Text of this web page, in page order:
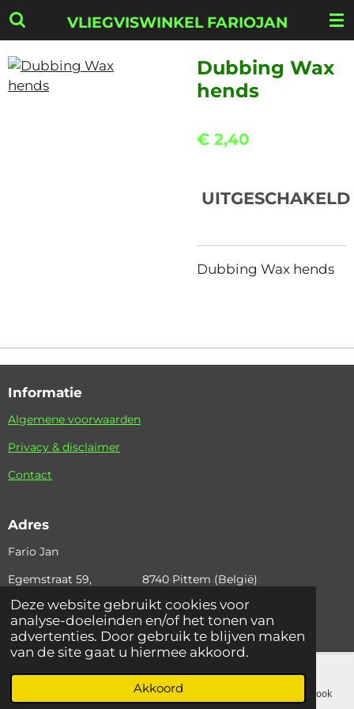
Deze website gebruikt cookies voor
analyse-doeleinden en/of het tonen van
advertenties. Door gebruik te blijven maken
van de site gaat u hiermee akkoord.
Akkoord
Ga
direct
naar
de
hoofdinhoud
VLIEGVISWINKEL FARIOJAN
Dubbing Wax
hends
€ 2,40
UITGESCHAKELD
Dubbing Wax hends
Informatie
Algemene voorwaarden
Privacy & disclaimer
Contact
Adres
Fario Jan
Egemstraat 59, 8740 Pittem (België)
+32 (0)495 36 42 97 email: fario.jan@skynet.be
© 2024 Fariojan
Telefoonnummer Facebook